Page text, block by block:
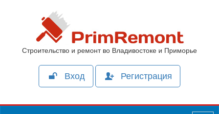
Строительство и ремонт во Владивостоке и Приморье
Вход Регистрация